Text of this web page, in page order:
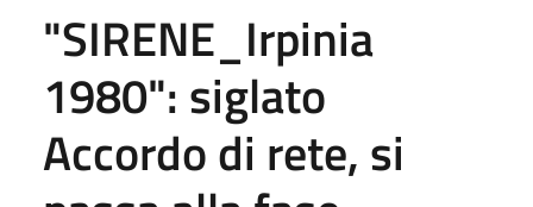
"SIRENE_Irpinia
1980": siglato
Accordo di rete, si